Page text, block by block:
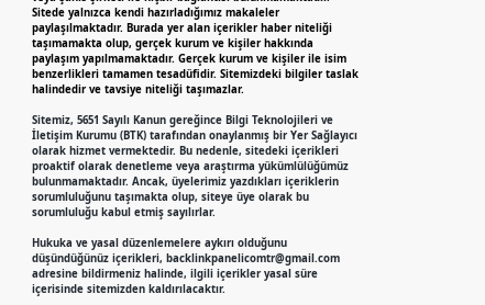
Sitede yalnızca kendi hazırladığımız makaleler
paylaşılmaktadır. Burada yer alan içerikler haber niteliği
taşımamakta olup, gerçek kurum ve kişiler hakkında
paylaşım yapılmamaktadır. Gerçek kurum ve kişiler ile isim
benzerlikleri tamamen tesadüfidir. Sitemizdeki bilgiler taslak
halindedir ve tavsiye niteliği taşımazlar.
Sitemiz, 5651 Sayılı Kanun gereğince Bilgi Teknolojileri ve
İletişim Kurumu (BTK) tarafından onaylanmış bir Yer Sağlayıcı
olarak hizmet vermektedir. Bu nedenle, sitedeki içerikleri
proaktif olarak denetleme veya araştırma yükümlülüğümüz
bulunmamaktadır. Ancak, üyelerimiz yazdıkları içeriklerin
sorumluluğunu taşımakta olup, siteye üye olarak bu
sorumluluğu kabul etmiş sayılırlar.
Hukuka ve yasal düzenlemelere aykırı olduğunu
düşündüğünüz içerikleri, backlinkpanelicomtr@gmail.com
adresine bildirmeniz halinde, ilgili içerikler yasal süre
içerisinde sitemizden kaldırılacaktır.